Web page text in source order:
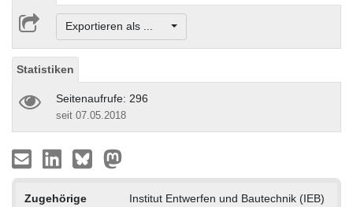
Exportieren als ...
Statistiken
Seitenaufrufe: 296
seit 07.05.2018
Zugehörige
Institut Entwerfen und Bautechnik (IEB)